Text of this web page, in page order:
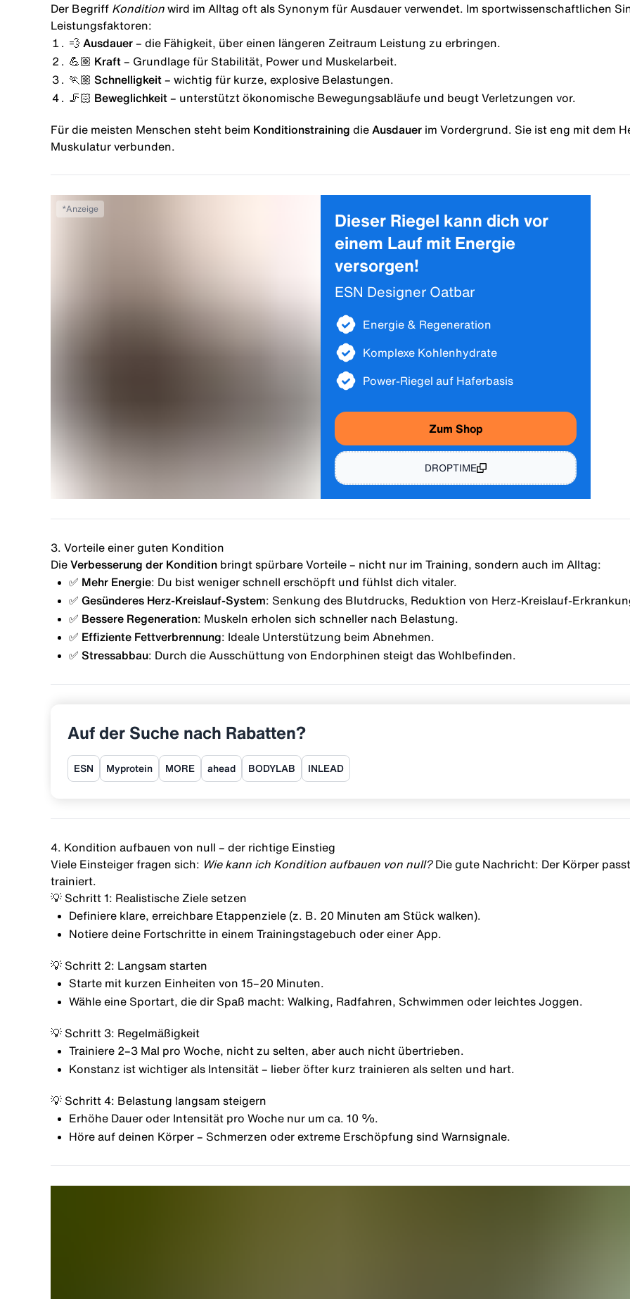
Der Begriff Kondition wird im Alltag oft als Synonym für Ausdauer verwendet. Im sportwissenschaftlichen
Leistungsfaktoren:
💨 Ausdauer– die Fähigkeit, über einen längeren Zeitraum Leistung zu erbringen.
💪🏼 Kraft– Grundlage für Stabilität, Power und Muskelarbeit.
🏃🏼 Schnelligkeit– wichtig für kurze, explosive Belastungen.
🦵🏻 Beweglichkeit– unterstützt ökonomische Bewegungsabläufe und beugt Verletzungen vor.
Für die meisten Menschen steht beim Konditionstraining die Ausdauer im Vordergrund. Sie ist eng mit dem
Muskulatur verbunden.
*Anzeige
Dieser Riegel kann dich vor
einem Lauf mit Energie
versorgen!
ESN Designer Oatbar
Energie & Regeneration
Komplexe Kohlenhydrate
Power-Riegel auf Haferbasis
Zum Shop
DROPTIME
3. Vorteile einer guten Kondition
Die Verbesserung der Kondition bringt spürbare Vorteile – nicht nur im Training, sondern auch im Alltag:
✅ Mehr Energie: Du bist weniger schnell erschöpft und fühlst dich vitaler.
✅ Gesünderes Herz-Kreislauf-System: Senkung des Blutdrucks, Reduktion von Herz-Kreislauf-
✅ Bessere Regeneration: Muskeln erholen sich schneller nach Belastung.
✅ Effiziente Fettverbrennung: Ideale Unterstützung beim Abnehmen.
✅ Stressabbau: Durch die Ausschüttung von Endorphinen steigt das Wohlbefinden.
Auf der Suche nach Rabatten?
ESN Myprotein MORE ahead BODYLAB INLEAD
4. Kondition aufbauen von null – der richtige Einstieg
Viele Einsteiger fragen sich: Wie kann ich Kondition aufbauen von null?Die gute Nachricht: Der Körper
trainiert.
💡 Schritt 1: Realistische Ziele setzen
Definiere klare, erreichbare Etappenziele (z. B. 20 Minuten am Stück walken).
Notiere deine Fortschritte in einem Trainingstagebuch oder einer App.
💡 Schritt 2: Langsam starten
Starte mit kurzen Einheiten von 15–20 Minuten.
Wähle eine Sportart, die dir Spaß macht: Walking, Radfahren, Schwimmen oder leichtes Joggen.
💡 Schritt 3: Regelmäßigkeit
Trainiere 2–3 Mal pro Woche, nicht zu selten, aber auch nicht übertrieben.
Konstanz ist wichtiger als Intensität – lieber öfter kurz trainieren als selten und hart.
💡 Schritt 4: Belastung langsam steigern
Erhöhe Dauer oder Intensität pro Woche nur um ca. 10 %.
Höre auf deinen Körper – Schmerzen oder extreme Erschöpfung sind Warnsignale.